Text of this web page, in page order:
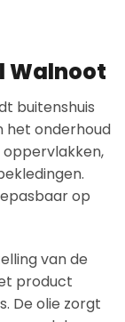
Walnoot
buitenshuis
het onderhoud
oppervlakken,
op
van de
product
De olie zorgt